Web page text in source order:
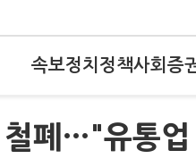
속보정치 정책사회 증
철폐…"유통